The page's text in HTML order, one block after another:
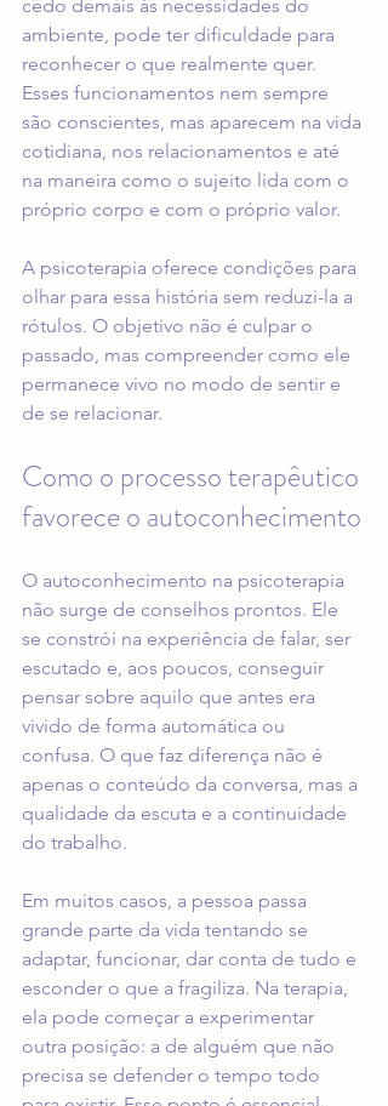
cedo demais às necessidades do
ambiente, pode ter dificuldade para
reconhecer o que realmente quer.
Esses funcionamentos nem sempre
são conscientes, mas aparecem na vida
cotidiana, nos relacionamentos e até
na maneira como o sujeito lida com o
próprio corpo e com o próprio valor.
A psicoterapia oferece condições para
olhar para essa história sem reduzi-la a
rótulos. O objetivo não é culpar o
passado, mas compreender como ele
permanece vivo no modo de sentir e
de se relacionar.
Como o processo terapêutico
favorece o autoconhecimento
O autoconhecimento na psicoterapia
não surge de conselhos prontos. Ele
se constrói na experiência de falar, ser
escutado e, aos poucos, conseguir
pensar sobre aquilo que antes era
vivido de forma automática ou
confusa. O que faz diferença não é
apenas o conteúdo da conversa, mas a
qualidade da escuta e a continuidade
do trabalho.
Em muitos casos, a pessoa passa
grande parte da vida tentando se
adaptar, funcionar, dar conta de tudo e
esconder o que a fragiliza. Na terapia,
ela pode começar a experimentar
outra posição: a de alguém que não
precisa se defender o tempo todo